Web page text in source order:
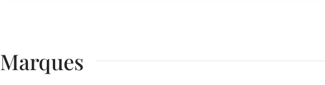
Marques